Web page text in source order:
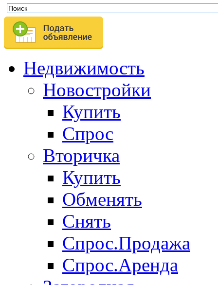
Недвижимость
Новостройки
Купить
Спрос
Вторичка
Купить
Обменять
Снять
Спрос.Продажа
Спрос.Аренда